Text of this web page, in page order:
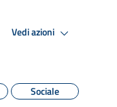
Vedi azioni
Sociale